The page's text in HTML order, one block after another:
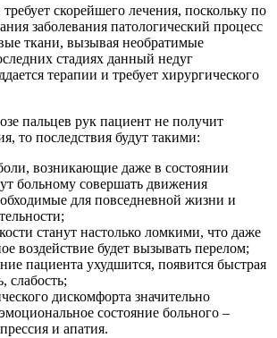
скорейшего лечения, поскольку по
заболевания патологический процесс
ткани, вызывая необратимые
стадиях данный недуг
терапии и требует хирургического
пальцев рук пациент не получит
то последствия будут такими:
возникающие даже в состоянии
больному совершать движения
для повседневной жизни и
станут настолько ломкими, что даже
воздействие будет вызывать перелом;
пациента ухудшится, появится быстрая
слабость;
дискомфорта значительно
состояние больного –
и апатия.